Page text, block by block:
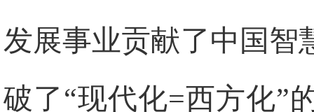
发展事业贡献了中国智
破了“现代化=西方化”